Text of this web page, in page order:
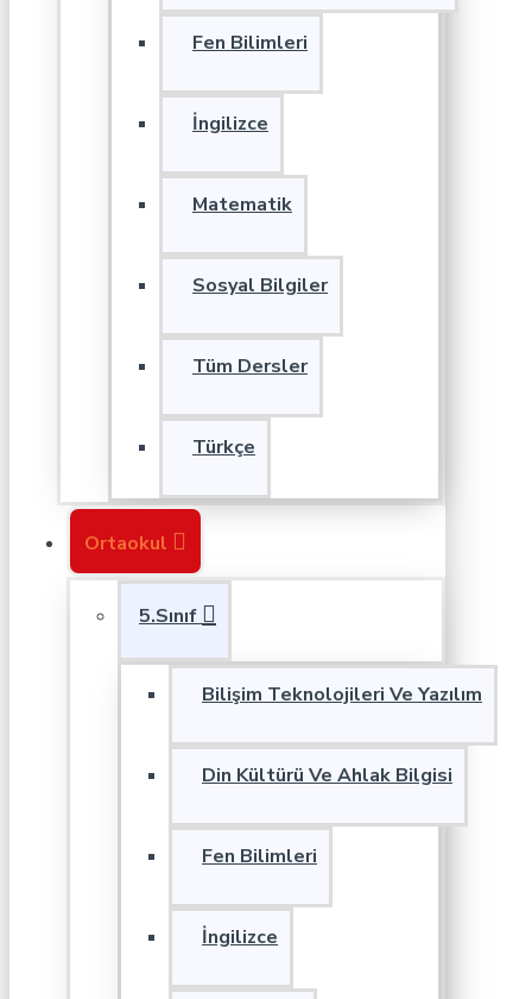
Fen Bilimleri
İngilizce
Matematik
Sosyal Bilgiler
Tüm Dersler
Türkçe
Ortaokul
5.Sınıf
Bilişim Teknolojileri Ve Yazılım
Din Kültürü Ve Ahlak Bilgisi
Fen Bilimleri
İngilizce